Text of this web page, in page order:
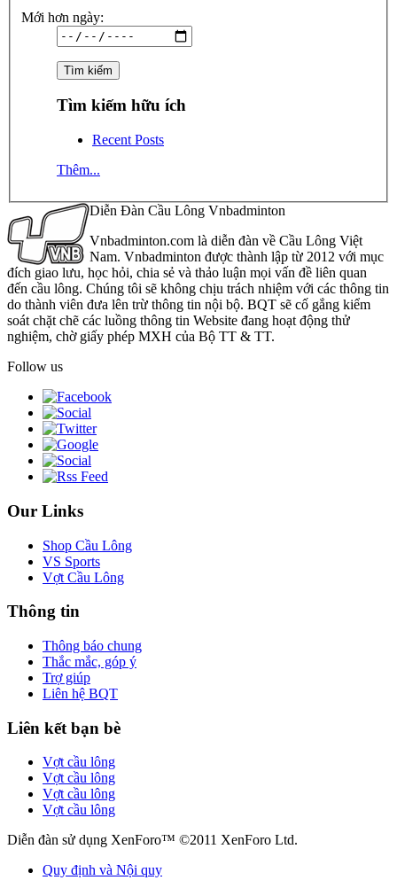
Mới hơn ngày:
Tìm kiếm hữu ích
Recent Posts
Thêm...
Diễn Đàn Cầu Lông Vnbadminton
Vnbadminton.com là diễn đàn về Cầu Lông Việt
Nam. Vnbadminton được thành lập từ 2012 với mục
đích giao lưu, học hỏi, chia sẻ và thảo luận mọi vấn đề liên quan
đến cầu lông. Chúng tôi sẽ không chịu trách nhiệm với các thông tin
do thành viên đưa lên trừ thông tin nội bộ. BQT sẽ cố gắng kiểm
soát chặt chẽ các luồng thông tin Website đang hoạt động thử
nghiệm, chờ giấy phép MXH của Bộ TT & TT.
Follow us
Our Links
Shop Cầu Lông
VS Sports
Vợt Cầu Lông
Thông tin
Thông báo chung
Thắc mắc, góp ý
Trợ giúp
Liên hệ BQT
Liên kết bạn bè
Vợt cầu lông
Vợt cầu lông
Vợt cầu lông
Vợt cầu lông
Diễn đàn sử dụng XenForo™ ©2011 XenForo Ltd.
Quy định và Nội quy